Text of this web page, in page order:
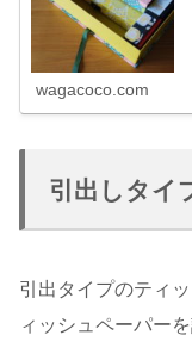
wagacoco.com
引出しタイ
引出タイプのティ
ィッシュペーパー